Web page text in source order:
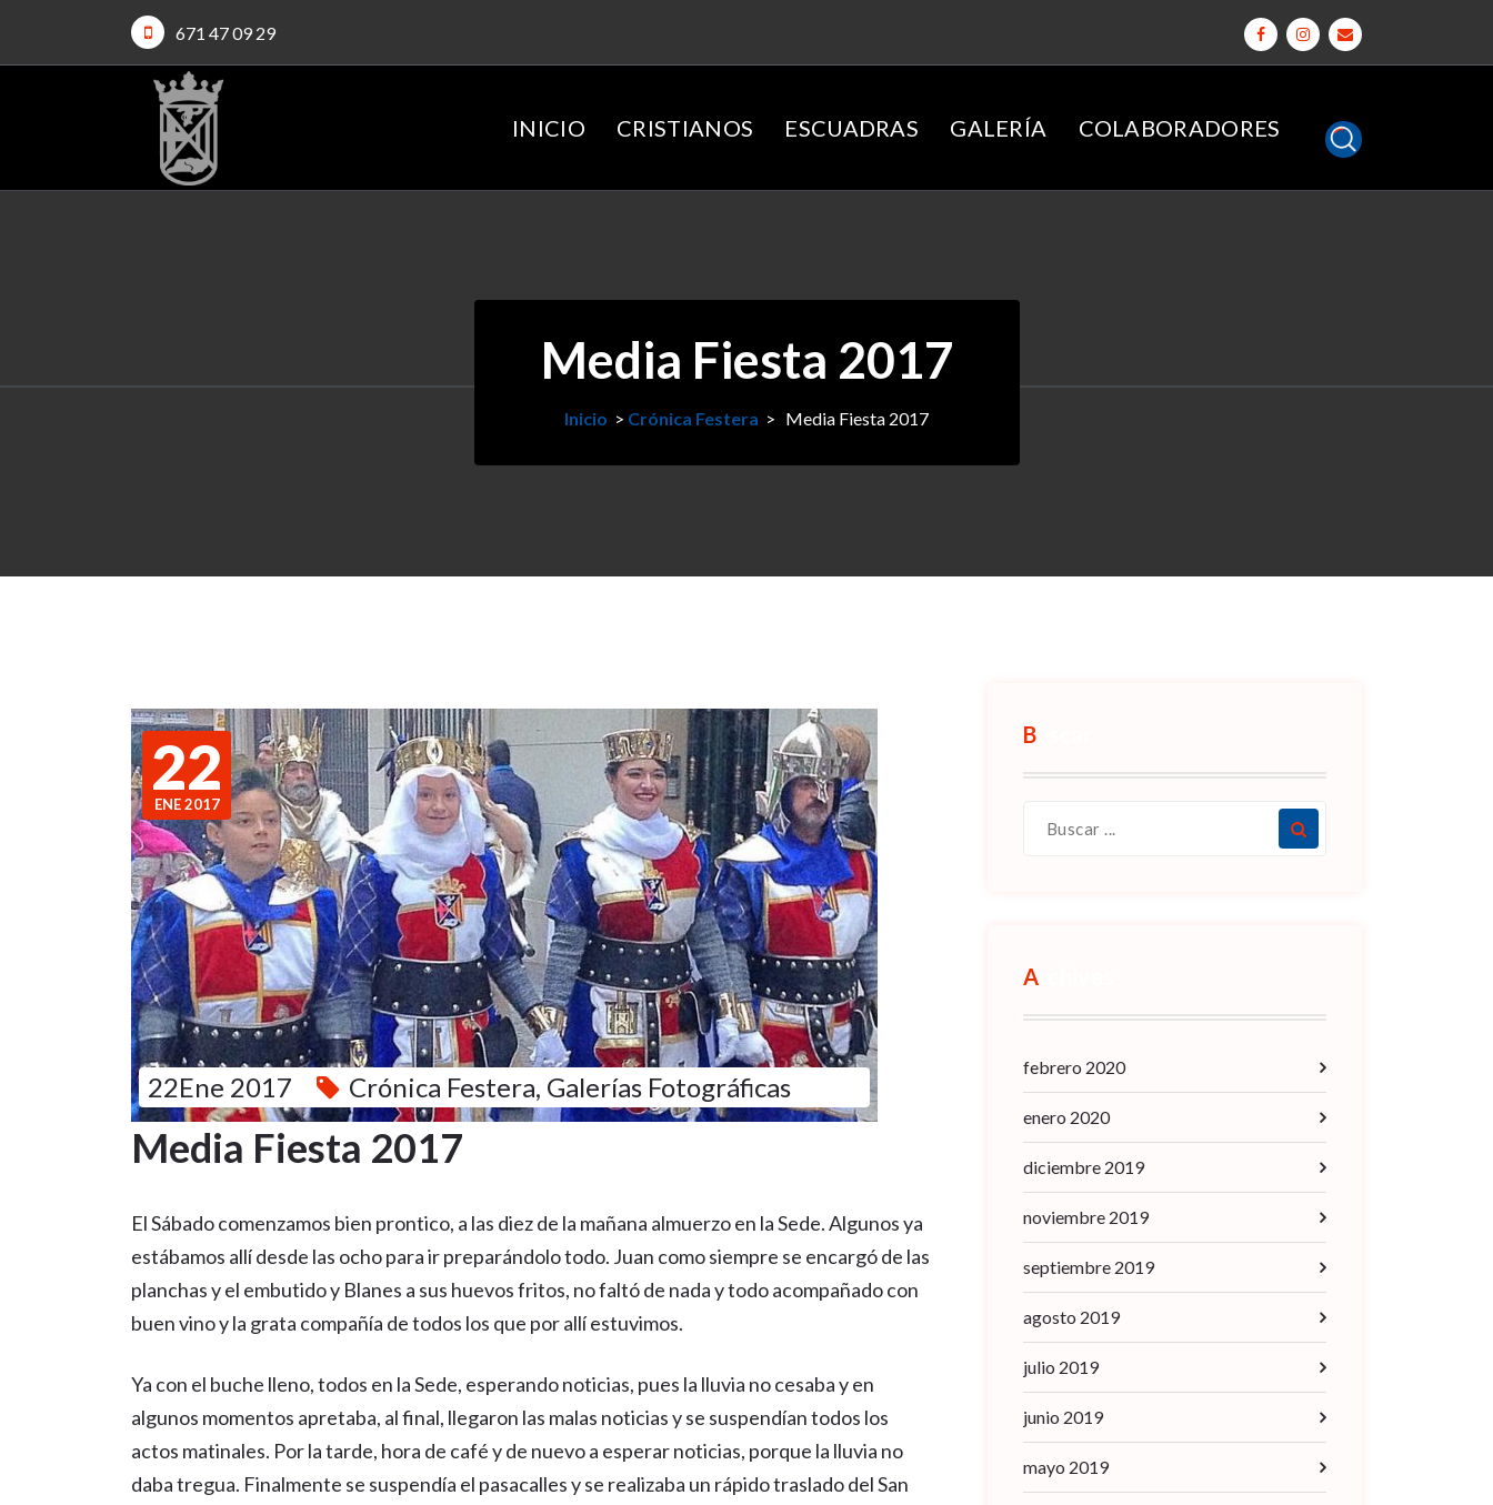
671 47 09 29
INICIO CRISTIANOS ESCUADRAS GALERÍA COLABORADORES
Media Fiesta 2017
Inicio > Crónica Festera > Media Fiesta 2017
22
ENE 2017
22Ene 2017 Crónica Festera, Galerías Fotográficas
Media Fiesta 2017
El Sábado comenzamos bien prontico, a las diez de la mañana almuerzo en la Sede. Algunos ya
estábamos allí desde las ocho para ir preparándolo todo. Juan como siempre se encargó de las
planchas y el embutido y Blanes a sus huevos fritos, no faltó de nada y todo acompañado con
buen vino y la grata compañía de todos los que por allí estuvimos.
Ya con el buche lleno, todos en la Sede, esperando noticias, pues la lluvia no cesaba y en
algunos momentos apretaba, al final, llegaron las malas noticias y se suspendían todos los
actos matinales. Por la tarde, hora de café y de nuevo a esperar noticias, porque la lluvia no
daba tregua. Finalmente se suspendía el pasacalles y se realizaba un rápido traslado del San
febrero 2020
enero 2020
diciembre 2019
noviembre 2019
septiembre 2019
agosto 2019
julio 2019
junio 2019
mayo 2019